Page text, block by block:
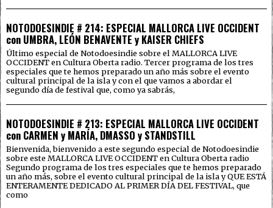
NOTODOESINDIE # 214: ESPECIAL MALLORCA LIVE OCCIDENT
con UMBRA, LEÓN BENAVENTE y KAISER CHIEFS
Último especial de Notodoesindie sobre el MALLORCA LIVE
OCCIDENT en Cultura Oberta radio. Tercer programa de los tres
especiales que te hemos preparado un año más sobre el evento
cultural principal de la isla y con el que vamos a abordar el
segundo día de festival que, como ya sabrás,
NOTODOESINDIE # 213: ESPECIAL MALLORCA LIVE OCCIDENT
con CARMEN y MARÍA, DMASSO y STANDSTILL
Bienvenida, bienvenido a este segundo especial de Notodoesindie
sobre este MALLORCA LIVE OCCIDENT en Cultura Oberta radio
Segundo programa de los tres especiales que te hemos preparado
un año más, sobre el evento cultural principal de la isla y QUE ESTÁ
ENTERAMENTE DEDICADO AL PRIMER DÍA DEL FESTIVAL, que
como